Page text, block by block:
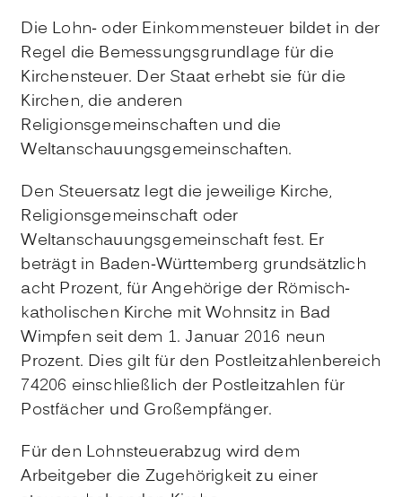
Die Lohn- oder Einkommensteuer bildet in der
Regel die Bemessungsgrundlage für die
Kirchensteuer. Der Staat erhebt sie für die
Kirchen, die anderen
Religionsgemeinschaften und die
Weltanschauungsgemeinschaften.
Den Steuersatz legt die jeweilige Kirche,
Religionsgemeinschaft oder
Weltanschauungsgemeinschaft fest. Er
beträgt in Baden-Württemberg grundsätzlich
acht Prozent, für Angehörige der Römisch-
katholischen Kirche mit Wohnsitz in Bad
Wimpfen seit dem 1. Januar 2016 neun
Prozent. Dies gilt für den Postleitzahlenbereich
74206 einschließlich der Postleitzahlen für
Postfächer und Großempfänger.
Für den Lohnsteuerabzug wird dem
Arbeitgeber die Zugehörigkeit zu einer